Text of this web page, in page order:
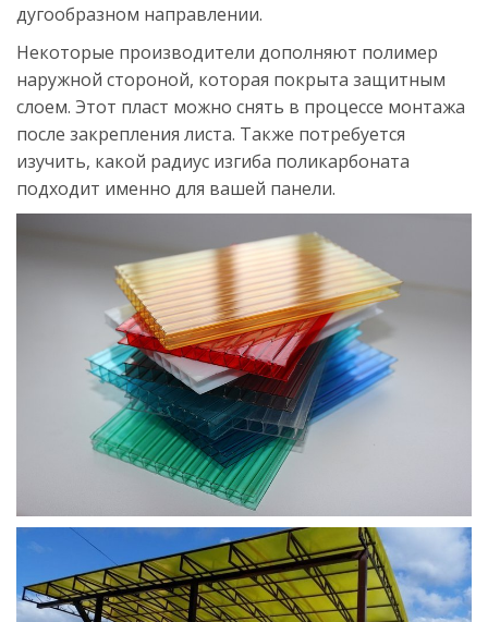
дугообразном направлении.
Некоторые производители дополняют полимер
наружной стороной, которая покрыта защитным
слоем. Этот пласт можно снять в процессе монтажа
после закрепления листа. Также потребуется
изучить, какой радиус изгиба поликарбоната
подходит именно для вашей панели.